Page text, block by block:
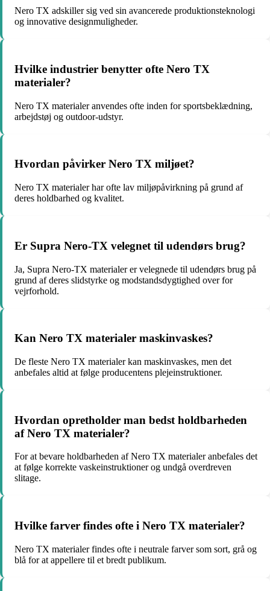
Nero TX adskiller sig ved sin avancerede produktionsteknologi
og innovative designmuligheder.
Hvilke industrier benytter ofte Nero TX
materialer?
Nero TX materialer anvendes ofte inden for sportsbeklædning,
arbejdstøj og outdoor-udstyr.
Hvordan påvirker Nero TX miljøet?
Nero TX materialer har ofte lav miljøpåvirkning på grund af
deres holdbarhed og kvalitet.
Er Supra Nero-TX velegnet til udendørs brug?
Ja, Supra Nero-TX materialer er velegnede til udendørs brug på
grund af deres slidstyrke og modstandsdygtighed over for
vejrforhold.
Kan Nero TX materialer maskinvaskes?
De fleste Nero TX materialer kan maskinvaskes, men det
anbefales altid at følge producentens plejeinstruktioner.
Hvordan opretholder man bedst holdbarheden
af Nero TX materialer?
For at bevare holdbarheden af Nero TX materialer anbefales det
at følge korrekte vaskeinstruktioner og undgå overdreven
slitage.
Hvilke farver findes ofte i Nero TX materialer?
Nero TX materialer findes ofte i neutrale farver som sort, grå og
blå for at appellere til et bredt publikum.